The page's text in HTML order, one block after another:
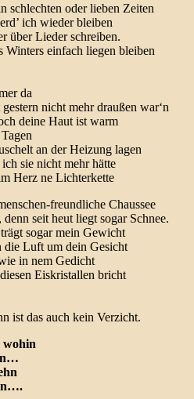
schlechten oder lieben Zeiten
ich wieder bleiben
über Lieder schreiben.
Winters einfach liegen bleiben
da
nicht mehr draußen war‘n
deine Haut ist warm
an der Heizung lagen
sie nicht mehr hätte
Herz ne Lichterkette
freundliche Chaussee
seit heut liegt sogar Schnee.
sogar mein Gewicht
Luft um dein Gesicht
in nem Gedicht
Eiskristallen bricht
ist das auch kein Verzicht.
wohin